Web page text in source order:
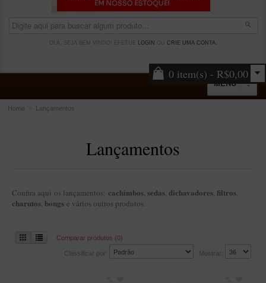
OLÁ, SEJA BEM VINDO! EFETUE LOGIN CRIE UMA CONTA.
0 item(s) - R$0,00
MENU
Isqueiros
Piteiras para Cigarro
Home Lançamentos
Lançamentos
Confira aqui os lançamentos: cachimbos, sedas, dichavadores, filtros,
charutos, bongs e vários outros produtos.
Comparar produtos (0)
Classificar por: Mostrar: